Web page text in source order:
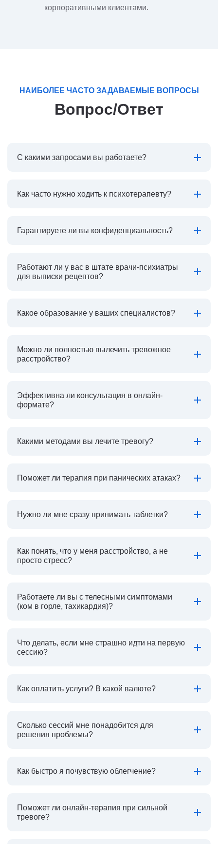
корпоративными клиентами.
НАИБОЛЕЕ ЧАСТО ЗАДАВАЕМЫЕ ВОПРОСЫ
Вопрос/Ответ
С какими запросами вы работаете?
Как часто нужно ходить к психотерапевту?
Гарантируете ли вы конфиденциальность?
Работают ли у вас в штате врачи-психиатры
для выписки рецептов?
Какое образование у ваших специалистов?
Можно ли полностью вылечить тревожное
расстройство?
Эффективна ли консультация в онлайн-
формате?
Какими методами вы лечите тревогу?
Поможет ли терапия при панических атаках?
Нужно ли мне сразу принимать таблетки?
Как понять, что у меня расстройство, а не
просто стресс?
Работаете ли вы с телесными симптомами
(ком в горле, тахикардия)?
Что делать, если мне страшно идти на первую
сессию?
Как оплатить услуги? В какой валюте?
Сколько сессий мне понадобится для
решения проблемы?
Как быстро я почувствую облегчение?
Поможет ли онлайн-терапия при сильной
тревоге?